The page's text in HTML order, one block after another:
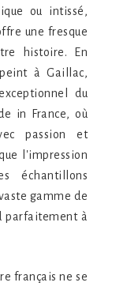
ou intissé,
une fresque
histoire. En
à Gaillac,
du
in France, où
passion et
l'impression
échantillons
gamme de
parfaitement à
français ne se